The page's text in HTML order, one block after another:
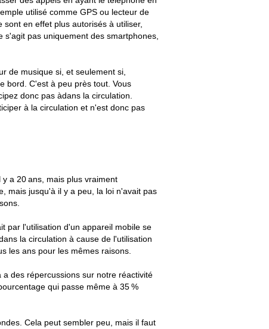
utilisé comme GPS ou lecteur de
en effet plus autorisés à utiliser,
pas uniquement des smartphones,
de musique si, et seulement si,
bord. C'est à peu près tout. Vous
donc pas àdans la circulation.
à la circulation et n'est donc pas
a 20 ans, mais plus vraiment
mais jusqu'à il y a peu, la loi n'avait pas
par l'utilisation d'un appareil mobile se
la circulation à cause de l'utilisation
les ans pour les mêmes raisons.
des répercussions sur notre réactivité
qui passe même à 35 %
Cela peut sembler peu, mais il faut